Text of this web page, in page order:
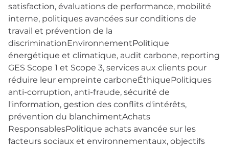
satisfaction, évaluations de performance, mobilité
interne, politiques avancées sur conditions de
travail et prévention de la
discriminationEnvironnementPolitique
énergétique et climatique, audit carbone, reporting
GES Scope 1 et Scope 3, services aux clients pour
réduire leur empreinte carboneÉthiquePolitiques
anti-corruption, anti-fraude, sécurité de
l'information, gestion des conflits d'intérêts,
prévention du blanchimentAchats
ResponsablesPolitique achats avancée sur les
facteurs sociaux et environnementaux, objectifs